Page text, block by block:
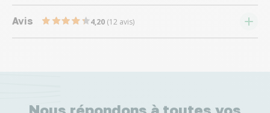
Avis 4,20 (12 avis)